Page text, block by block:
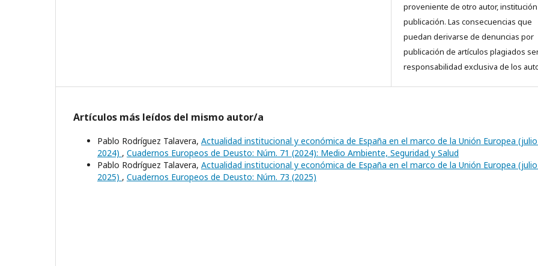
proveniente de otro autor,
publicación. Las consecuencias que
puedan derivarse de denuncias por
publicación de artículos plagiados
responsabilidad exclusiva de los
Artículos más leídos del mismo autor/a
Pablo Rodríguez Talavera, Actualidad institucional y económica de España en el marco de la Unión Europea
2024) , Cuadernos Europeos de Deusto: Núm. 71 (2024): Medio Ambiente, Seguridad y Salud
Pablo Rodríguez Talavera, Actualidad institucional y económica de España en el marco de la Unión Europea
2025) , Cuadernos Europeos de Deusto: Núm. 73 (2025)